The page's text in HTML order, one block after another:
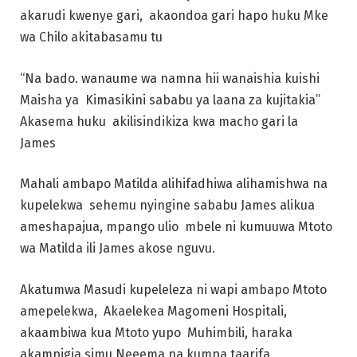
akarudi kwenye gari, akaondoa gari hapo huku Mke
wa Chilo akitabasamu tu
“Na bado. wanaume wa namna hii wanaishia kuishi
Maisha ya Kimasikini sababu ya laana za kujitakia”
Akasema huku akilisindikiza kwa macho gari la
James
Mahali ambapo Matilda alihifadhiwa alihamishwa na
kupelekwa sehemu nyingine sababu James alikua
ameshapajua, mpango ulio mbele ni kumuuwa Mtoto
wa Matilda ili James akose nguvu.
Akatumwa Masudi kupeleleza ni wapi ambapo Mtoto
amepelekwa, Akaelekea Magomeni Hospitali,
akaambiwa kua Mtoto yupo Muhimbili, haraka